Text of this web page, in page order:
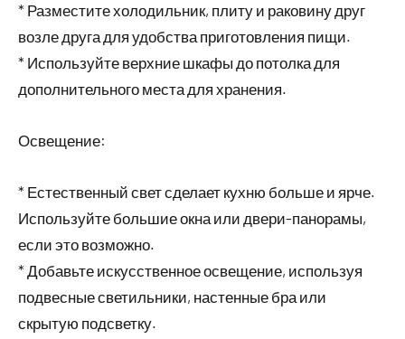
* Разместите холодильник, плиту и раковину друг
возле друга для удобства приготовления пищи.
* Используйте верхние шкафы до потолка для
дополнительного места для хранения.
Освещение:
* Естественный свет сделает кухню больше и ярче.
Используйте большие окна или двери-панорамы,
если это возможно.
* Добавьте искусственное освещение, используя
подвесные светильники, настенные бра или
скрытую подсветку.